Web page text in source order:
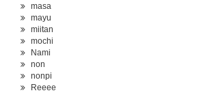
masa
mayu
miitan
mochi
Nami
non
nonpi
Reeee